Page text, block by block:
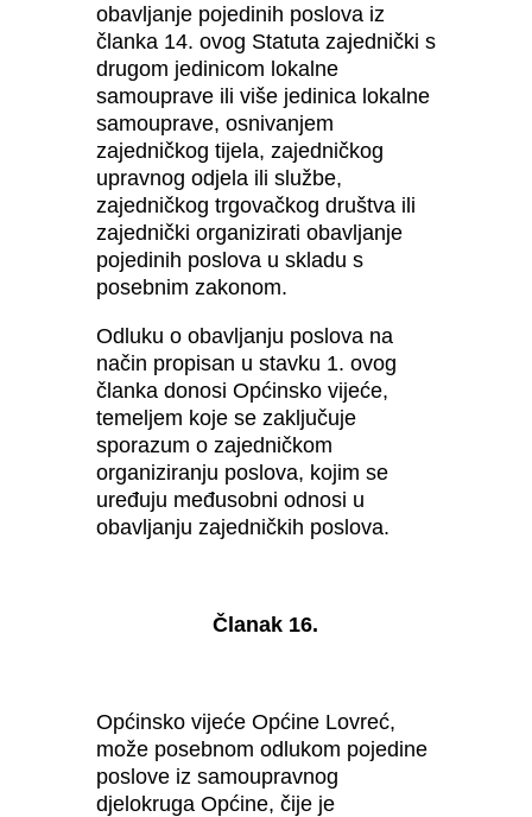
obavljanje pojedinih poslova iz
članka 14. ovog Statuta zajednički s
drugom jedinicom lokalne
samouprave ili više jedinica lokalne
samouprave, osnivanjem
zajedničkog tijela, zajedničkog
upravnog odjela ili službe,
zajedničkog trgovačkog društva ili
zajednički organizirati obavljanje
pojedinih poslova u skladu s
posebnim zakonom.
Odluku o obavljanju poslova na
način propisan u stavku 1. ovog
članka donosi Općinsko vijeće,
temeljem koje se zaključuje
sporazum o zajedničkom
organiziranju poslova, kojim se
uređuju međusobni odnosi u
obavljanju zajedničkih poslova.
Članak 16.
Općinsko vijeće Općine Lovreć,
može posebnom odlukom pojedine
poslove iz samoupravnog
djelokruga Općine, čije je